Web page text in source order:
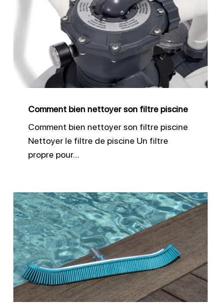
piscine
Comment bien nettoyer son filtre piscine
Comment bien nettoyer son filtre piscine
Nettoyer le filtre de piscine Un filtre
propre pour…
Brosser
les
parois
et
ligne
d’eau
piscine